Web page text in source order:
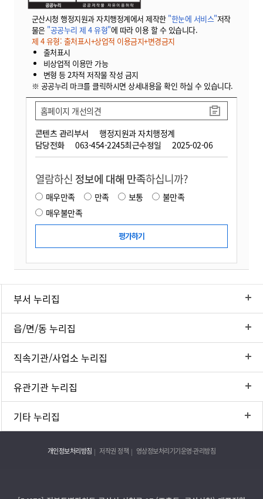
군산시청 행정지원과 자치행정계에서 제작한 "한눈에 서비스"저작
물은 "공공누리 제 4 유형"에 따라 이용 할 수 있습니다.
제 4 유형: 출처표시+상업적 이용금지+변경금지
출처표시
비상업적 이용만 가능
변형 등 2차적 저작물 작성 금지
※ 공공누리 마크를 클릭하시면 상세내용을 확인 하실 수 있습니다.
콘텐츠 관리부서
행정지원과 자치행정계
담당전화
063-454-2245최근수정일 2025-02-06
홈페이지 개선의견
열람하신 정보에 대해 만족하십니까?
매우만족 만족 보통
불만족
매우불만족
부서 누리집
읍/면/동 누리집
직속기관/사업소 누리집
유관기관 누리집
기타 누리집
개인정보처리방침 저작권 정책 영상정보처리기기운영·관리방침